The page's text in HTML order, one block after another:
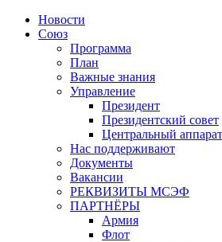
Новости
Союз
Программа
План
Важные знания
Управление
Президент
Президентский совет
Центральный аппарат
Нас поддерживают
Документы
Вакансии
РЕКВИЗИТЫ МСЭФ
ПАРТНЁРЫ
Армия
Флот